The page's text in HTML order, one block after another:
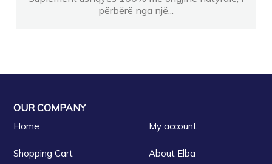
përbërë nga një...
OUR COMPANY
Home My account
Shopping Cart About Elba